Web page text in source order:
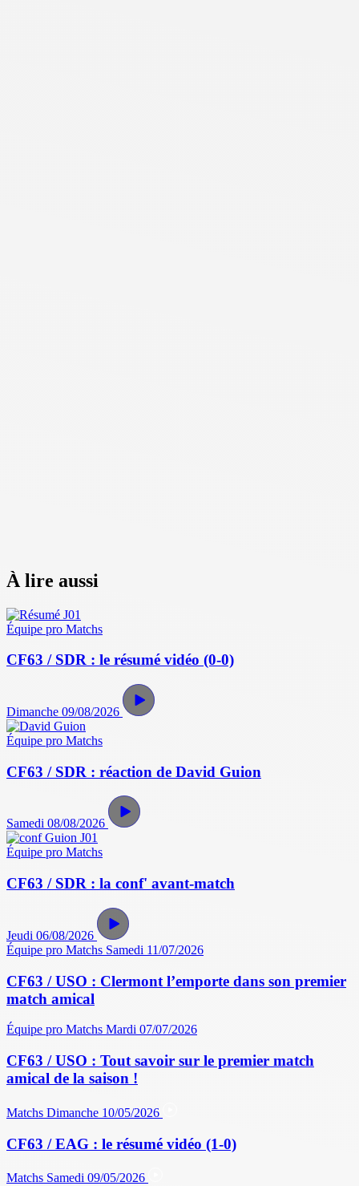
À lire aussi
Équipe pro Matchs
CF63 / SDR : le résumé vidéo (0-0)
Dimanche 09/08/2026
Équipe pro Matchs
CF63 / SDR : réaction de David Guion
Samedi 08/08/2026
Équipe pro Matchs
CF63 / SDR : la conf' avant-match
Jeudi 06/08/2026
Équipe pro Matchs Samedi 11/07/2026
CF63 / USO : Clermont l’emporte dans son premier
match amical
Équipe pro Matchs Mardi 07/07/2026
CF63 / USO : Tout savoir sur le premier match
amical de la saison !
Matchs Dimanche 10/05/2026
CF63 / EAG : le résumé vidéo (1-0)
Matchs Samedi 09/05/2026